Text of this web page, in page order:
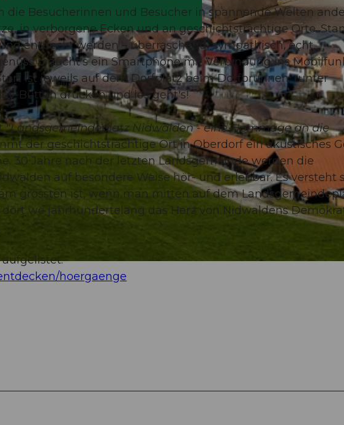
©CC-BY-NC-ND
die Besucherinnen und Besucher in spannende Welten
in verborgene Ecken und an geschichtsträchtige Orte.
entdeckt werden – überraschend, sympathisch, echt.
braucht's ein Smartphone mit Verbindung ins
ist jeweils auf dem Dorfplatz beim Dorfbrunnen: runter
Button drücken und los geht's!
"Landsgemeindeplatz Nidwalden - eine Hommage an die
der geschichtsträchtige Ort in Oberdorf ein akustisches
30 Jahre nach der letzten Landsgemeinde werden die
auf besondere Weise hör- und erlebbar. Es versteht
grössten ist, wenn man mitten auf dem
wo jahrhundertelang das Herz von Nidwaldens
hoergaenge